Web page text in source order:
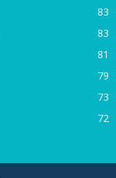
83
83
81
79
73
72